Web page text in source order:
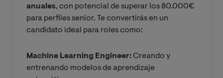
anuales, con potencial de superar los 80.000€
para perfiles senior. Te convertirás en un
candidato ideal para roles como:
Machine Learning Engineer:Creando y
entrenando modelos de aprendizaje